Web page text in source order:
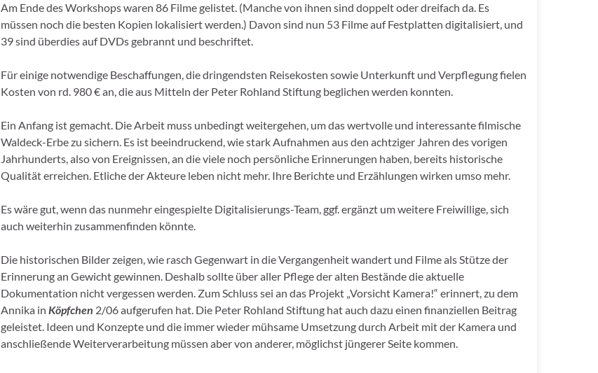
Am Ende des Workshops waren 86 Filme gelistet. (Manche von ihnen sind doppelt oder dreifach da. Es
müssen noch die besten Kopien lokalisiert werden.) Davon sind nun 53 Filme auf Festplatten digitalisiert, und
39 sind überdies auf DVDs gebrannt und beschriftet.
Für einige notwendige Beschaffungen, die dringendsten Reisekosten sowie Unterkunft und Verpflegung fielen
Kosten von rd. 980 € an, die aus Mitteln der Peter Rohland Stiftung beglichen werden konnten.
Ein Anfang ist gemacht. Die Arbeit muss unbedingt weitergehen, um das wertvolle und interessante filmische
Waldeck-Erbe zu sichern. Es ist beeindruckend, wie stark Aufnahmen aus den achtziger Jahren des vorigen
Jahrhunderts, also von Ereignissen, an die viele noch persönliche Erinnerungen haben, bereits historische
Qualität erreichen. Etliche der Akteure leben nicht mehr. Ihre Berichte und Erzählungen wirken umso mehr.
Es wäre gut, wenn das nunmehr eingespielte Digitalisierungs-Team, ggf. ergänzt um weitere Freiwillige, sich
auch weiterhin zusammenfinden könnte.
Die historischen Bilder zeigen, wie rasch Gegenwart in die Vergangenheit wandert und Filme als Stütze der
Erinnerung an Gewicht gewinnen. Deshalb sollte über aller Pflege der alten Bestände die aktuelle
Dokumentation nicht vergessen werden. Zum Schluss sei an das Projekt „Vorsicht Kamera!“ erinnert, zu dem
Annika in Köpfchen 2/06 aufgerufen hat. Die Peter Rohland Stiftung hat auch dazu einen finanziellen Beitrag
geleistet. Ideen und Konzepte und die immer wieder mühsame Umsetzung durch Arbeit mit der Kamera und
anschließende Weiterverarbeitung müssen aber von anderer, möglichst jüngerer Seite kommen.